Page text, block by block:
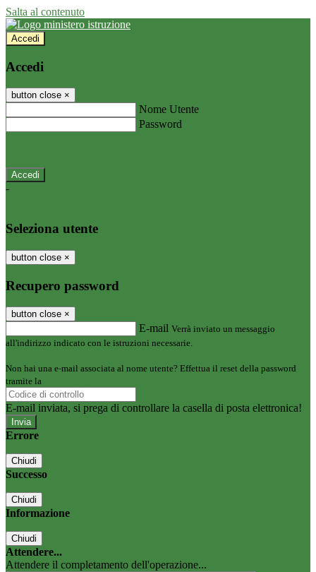
Salta al contenuto
Accedi
Accedi
button close ×
Nome Utente
Password
-
Seleziona utente
button close ×
Recupero password
button close ×
E-mail Verrà inviato un messaggio
all'indirizzo indicato con le istruzioni necessarie.
Non hai una e-mail associata al nome utente? Effettua il reset della password
tramite la
E-mail inviata, si prega di controllare la casella di posta elettronica!
Errore
Chiudi
Successo
Chiudi
Informazione
Chiudi
Attendere...
Attendere il completamento dell'operazione...